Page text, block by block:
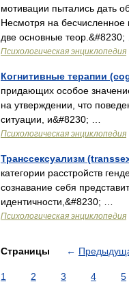
мотивации пытались дать
Несмотря на
две основные теор.&#8230;
Психологическая энциклопедия
Когнитивные терапии
придающих особое
на утверждении, что
ситуации, и&#8230; …
Психологическая энциклопедия
Транссексуализм
категории расстройств
сознавание себя
идентичности,&#8230; …
Психологическая энциклопедия
Страницы ←
1 2 3 4 5